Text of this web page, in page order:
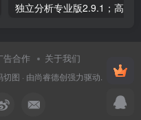
告合作 关于我们
切图 · 由尚睿德创强力驱动.